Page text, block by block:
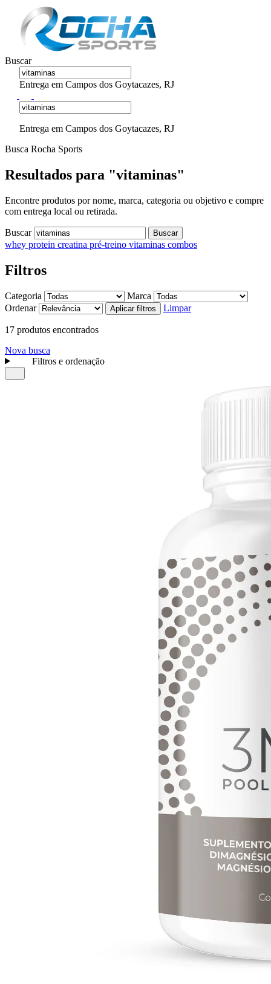
Buscar
Entrega em Campos dos Goytacazes, RJ
Entrega em Campos dos Goytacazes, RJ
Busca Rocha Sports
Resultados para "vitaminas"
Encontre produtos por nome, marca, categoria ou objetivo e compre
com entrega local ou retirada.
Buscar Buscar
whey protein creatina pré-treino vitaminas combos
Filtros
Categoria
Marca
Ordenar
Aplicar filtros Limpar
17 produtos encontrados
Nova busca
Filtros e ordenação